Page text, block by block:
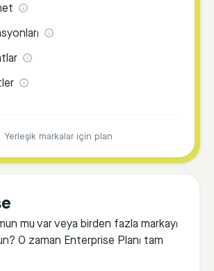
Yerleşik markalar için plan
mu var veya birden fazla markayı
O zaman Enterprise Planı tam